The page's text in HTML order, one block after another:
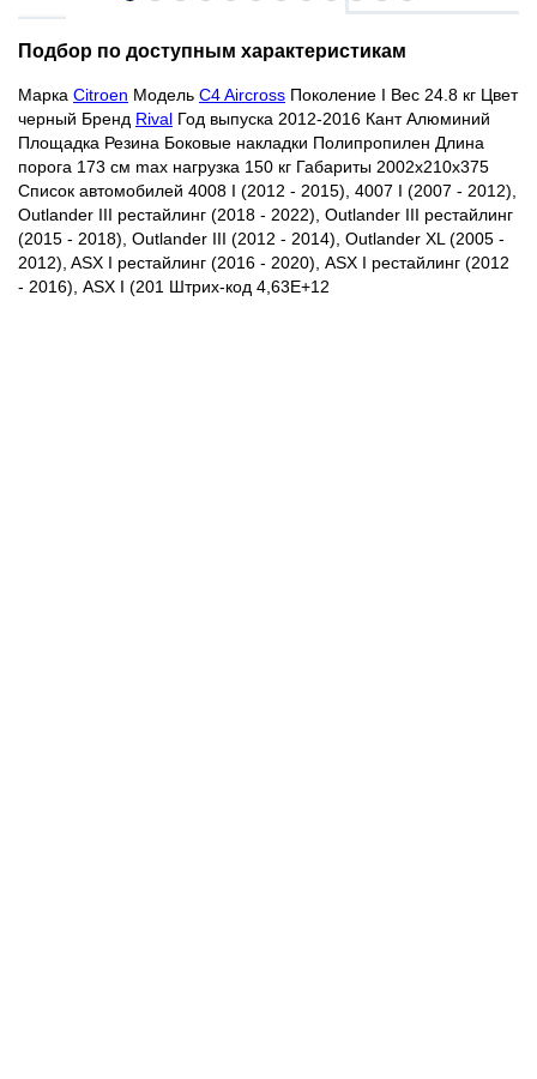
Подбор по доступным характеристикам
Марка Citroen Модель C4 Aircross Поколение I Вес 24.8 кг Цвет
черный Бренд Rival Год выпуска 2012-2016 Кант Алюминий
Площадка Резина Боковые накладки Полипропилен Длина
порога 173 см max нагрузка 150 кг Габариты 2002х210х375
Список автомобилей 4008 I (2012 - 2015), 4007 I (2007 - 2012),
Outlander III рестайлинг (2018 - 2022), Outlander III рестайлинг
(2015 - 2018), Outlander III (2012 - 2014), Outlander XL (2005 -
2012), ASX I рестайлинг (2016 - 2020), ASX I рестайлинг (2012
- 2016), ASX I (201 Штрих-код 4,63E+12